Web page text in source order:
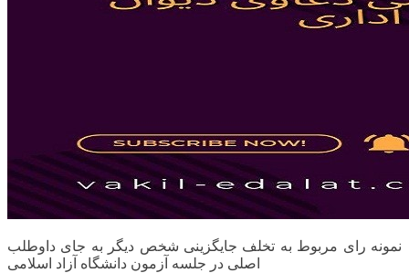
نمونه رای مربوط به تخلف جایگزینی شخص دیگر به جای داوطلب
اصلی در جلسه آزمون دانشگاه آزاد اسلامی